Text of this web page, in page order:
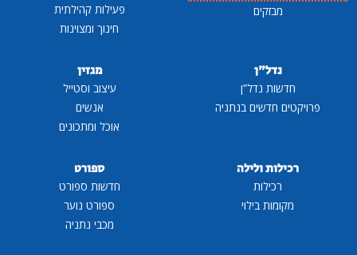
מבזקים
פעילות קהילתית
חינוך ומצוינות
נדל"ן
חדשות נדל"ן
פרויקטים חדשים בנתניה
מגזין
עיצוב וסטייל
אנשים
אוכל ומתכונים
רכילות ולילה
רכילות
מקומות בילוי
ספורט
חדשות ספורט
ספורט נוער
מכבי נתניה